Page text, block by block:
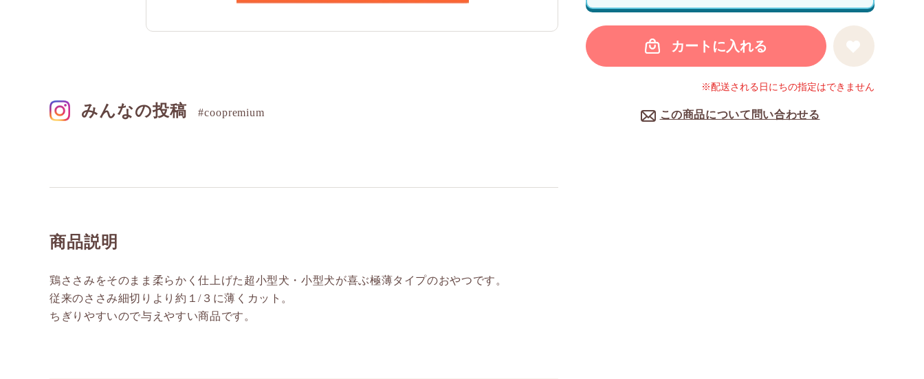
みんなの投稿 #coopremium
商品説明
鶏ささみをそのまま柔らかく仕上げた超小型犬・小型犬が喜ぶ極薄タイプのおやつです。
従来のささみ細切りより約１/３に薄くカット。
ちぎりやすいので与えやすい商品です。
カートに入れる
この商品について問い合わせる
※配送される日にちの指定はできません